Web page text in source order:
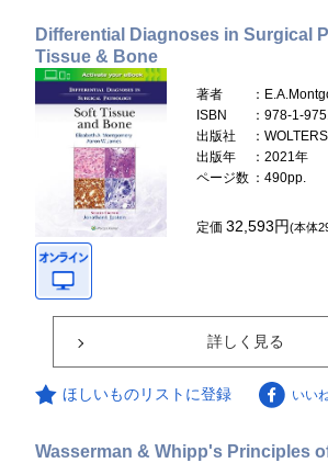
Differential Diagnoses in Surgical
Tissue & Bone
著者
：
ISBN
：978-1-
出版社
：
出版年
：2021年
ページ数 ：490pp.
定価32,593円(本体
詳しく見る
ほしいものリストに登録 いい
Wasserman & Whipp's Principles